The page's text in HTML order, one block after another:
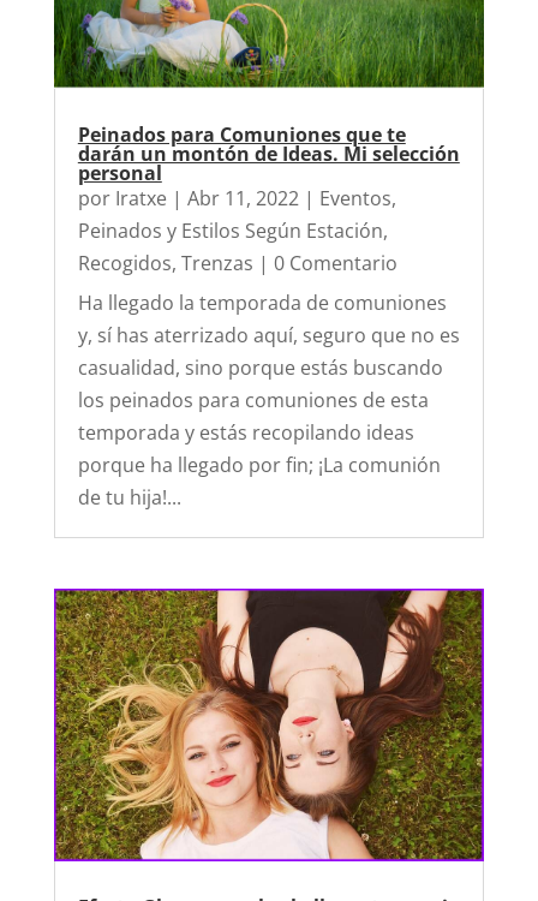
Peinados para Comuniones que te
darán un montón de Ideas. Mi selección
personal
por Iratxe| Abr 11, 2022| Eventos,
Peinados y Estilos Según Estación,
Recogidos, Trenzas | 0 Comentario
Ha llegado la temporada de comuniones
y, sí has aterrizado aquí, seguro que no es
casualidad, sino porque estás buscando
los peinados para comuniones de esta
temporada y estás recopilando ideas
porque ha llegado por fin; ¡La comunión
de tu hija!...